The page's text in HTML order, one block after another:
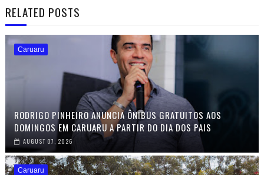
RELATED POSTS
Caruaru
RODRIGO PINHEIRO ANUNCIA ÔNIBUS GRATUITOS AOS
DOMINGOS EM CARUARU A PARTIR DO DIA DOS PAIS
AUGUST 07, 2026
Caruaru